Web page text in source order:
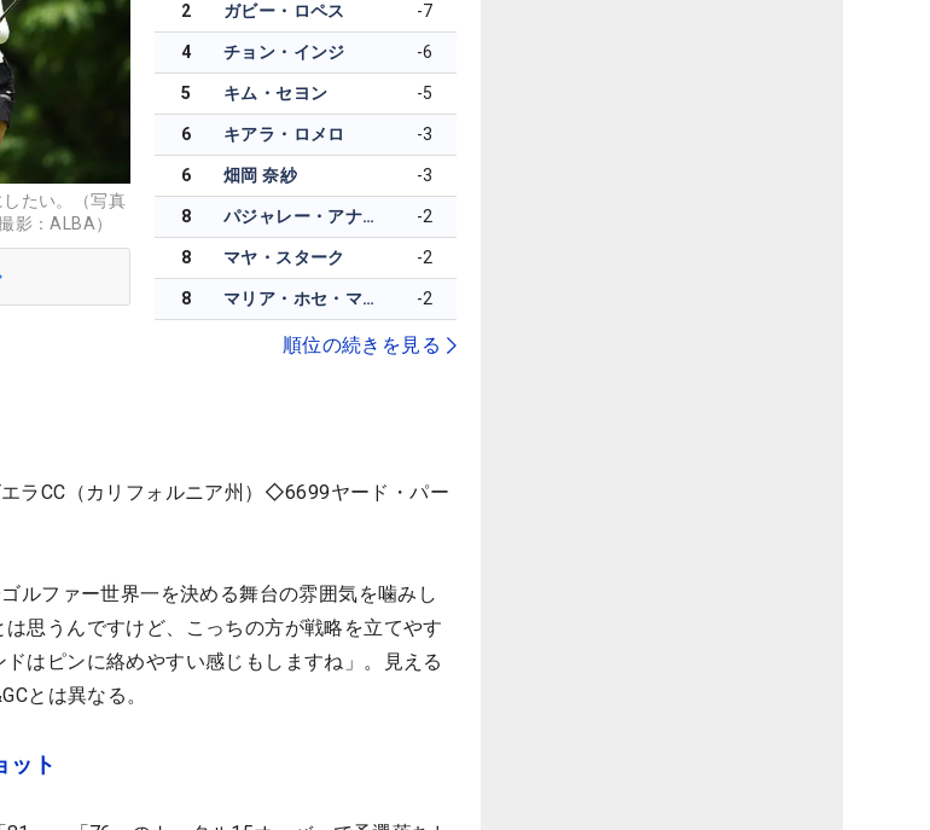
たい。（写真
影：ALBA）
2 ガビー・ロペス -7
4 チョン・インジ -6
5 キム・セヨン -5
6 キアラ・ロメロ -3
6 畑岡 奈紗 -3
8 パジャレー・アナナルカルン -2
8 マヤ・スターク -2
8 マリア・ホセ・マリーン -2
順位の続きを見る
CC（カリフォルニア州）◇6699ヤード・パー
ルファー世界一を決める舞台の雰囲気を噛みし
思うんですけど、こっちの方が戦略を立てやす
はピンに絡めやすい感じもしますね」。見える
とは異なる。
ット